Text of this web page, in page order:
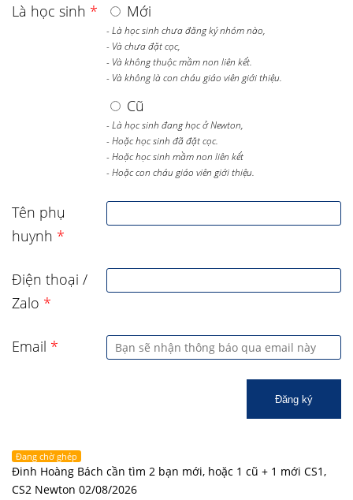
Là học sinh * Mới
- Là học sinh chưa đăng ký nhóm nào,
- Và chưa đặt cọc,
- Và không thuộc mầm non liên kết.
- Và không là con cháu giáo viên giới thiệu.
Cũ
- Là học sinh đang học ở Newton,
- Hoặc học sinh đã đặt cọc.
- Hoặc học sinh mầm non liên kết
- Hoặc con cháu giáo viên giới thiệu.
Tên phụ
huynh *
Điện thoại /
Zalo *
Email *
Đăng ký
Đang chờ ghép
Đinh Hoàng Bách cần tìm 2 bạn mới, hoặc 1 cũ + 1 mới CS1,
CS2 Newton 02/08/2026